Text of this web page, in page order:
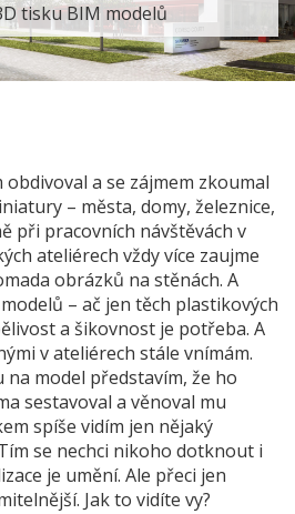
tisku BIM modelů
a se zájmem zkoumal
– města, domy, železnice,
při pracovních návštěvách v
ateliérech vždy více zaujme
obrázků na stěnách. A
– ač jen těch plastikových
a šikovnost je potřeba. A
v ateliérech stále vnímám.
model představím, že ho
sestavoval a věnoval mu
spíše vidím jen nějaký
se nechci nikoho dotknout i
je umění. Ale přeci jen
Jak to vidíte vy?